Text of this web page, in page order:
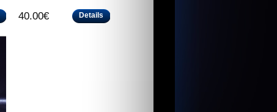
40.00€ Details